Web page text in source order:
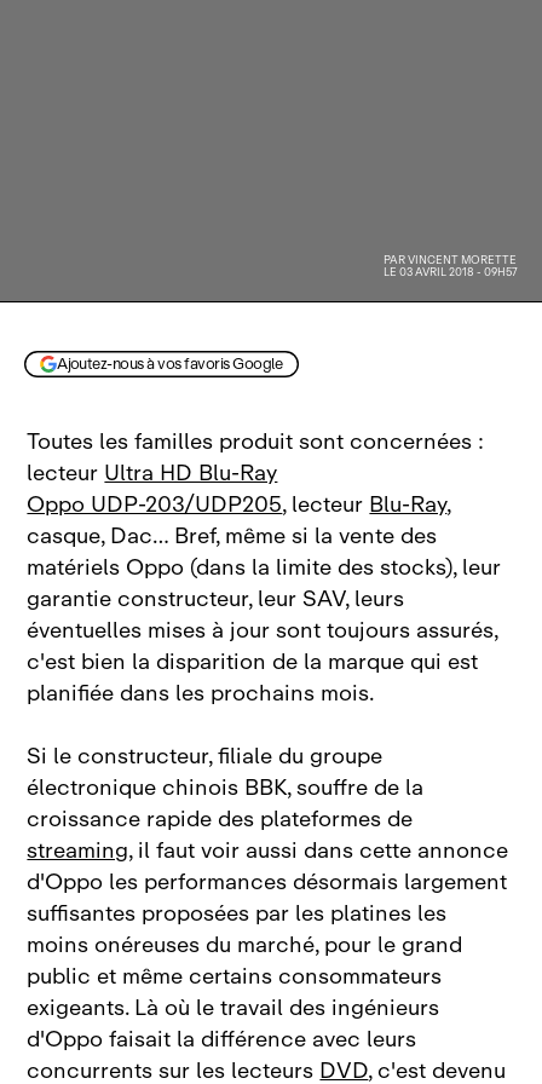
PARVINCENT MORETTE
LE 03 AVRIL 2018 - 09H57
Ajoutez-nous à vos favoris Google
Toutes les familles produit sont concernées :
lecteurUltra HD Blu‑Ray
Oppo UDP‑203/UDP205, lecteurBlu‑Ray,
casque, Dac… Bref, même si la vente des
matériels Oppo (dans la limite des stocks), leur
garantie constructeur, leur SAV, leurs
éventuelles mises à jour sont toujours assurés,
c'est bien la disparition de la marque qui est
planifiée dans les prochains mois.
Si le constructeur, filiale du groupe
électronique chinois BBK, souffre de la
croissance rapide des plateformes de
streaming, il faut voir aussi dans cette annonce
d'Oppo les performances désormais largement
suffisantes proposées par les platines les
moins onéreuses du marché, pour le grand
public et même certains consommateurs
exigeants. Là où le travail des ingénieurs
d'Oppo faisait la différence avec leurs
concurrents sur les lecteursDVD, c'est devenu